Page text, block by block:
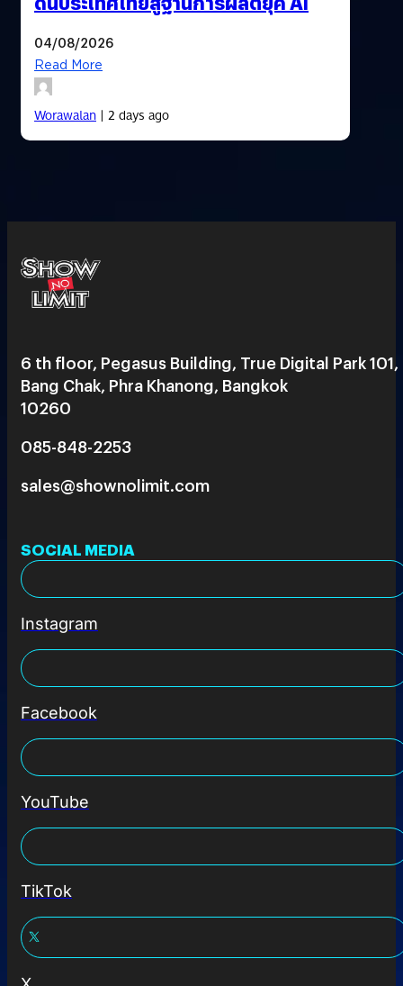
04/08/2026
Read More
Worawalan| 2 days ago
6 th floor, Pegasus Building, True Digital Park 101,
Bang Chak, Phra Khanong, Bangkok
10260
085-848-2253
sales@shownolimit.com
SOCIAL MEDIA
Instagram
Facebook
YouTube
TikTok